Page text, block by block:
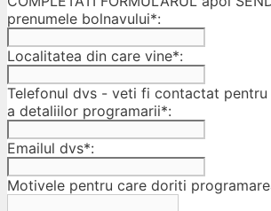
prenumele bolnavului*:
Localitatea din care vine*:
Telefonul dvs - veti fi contactat
a detaliilor programarii*:
Emailul dvs*:
Motivele pentru care doriti